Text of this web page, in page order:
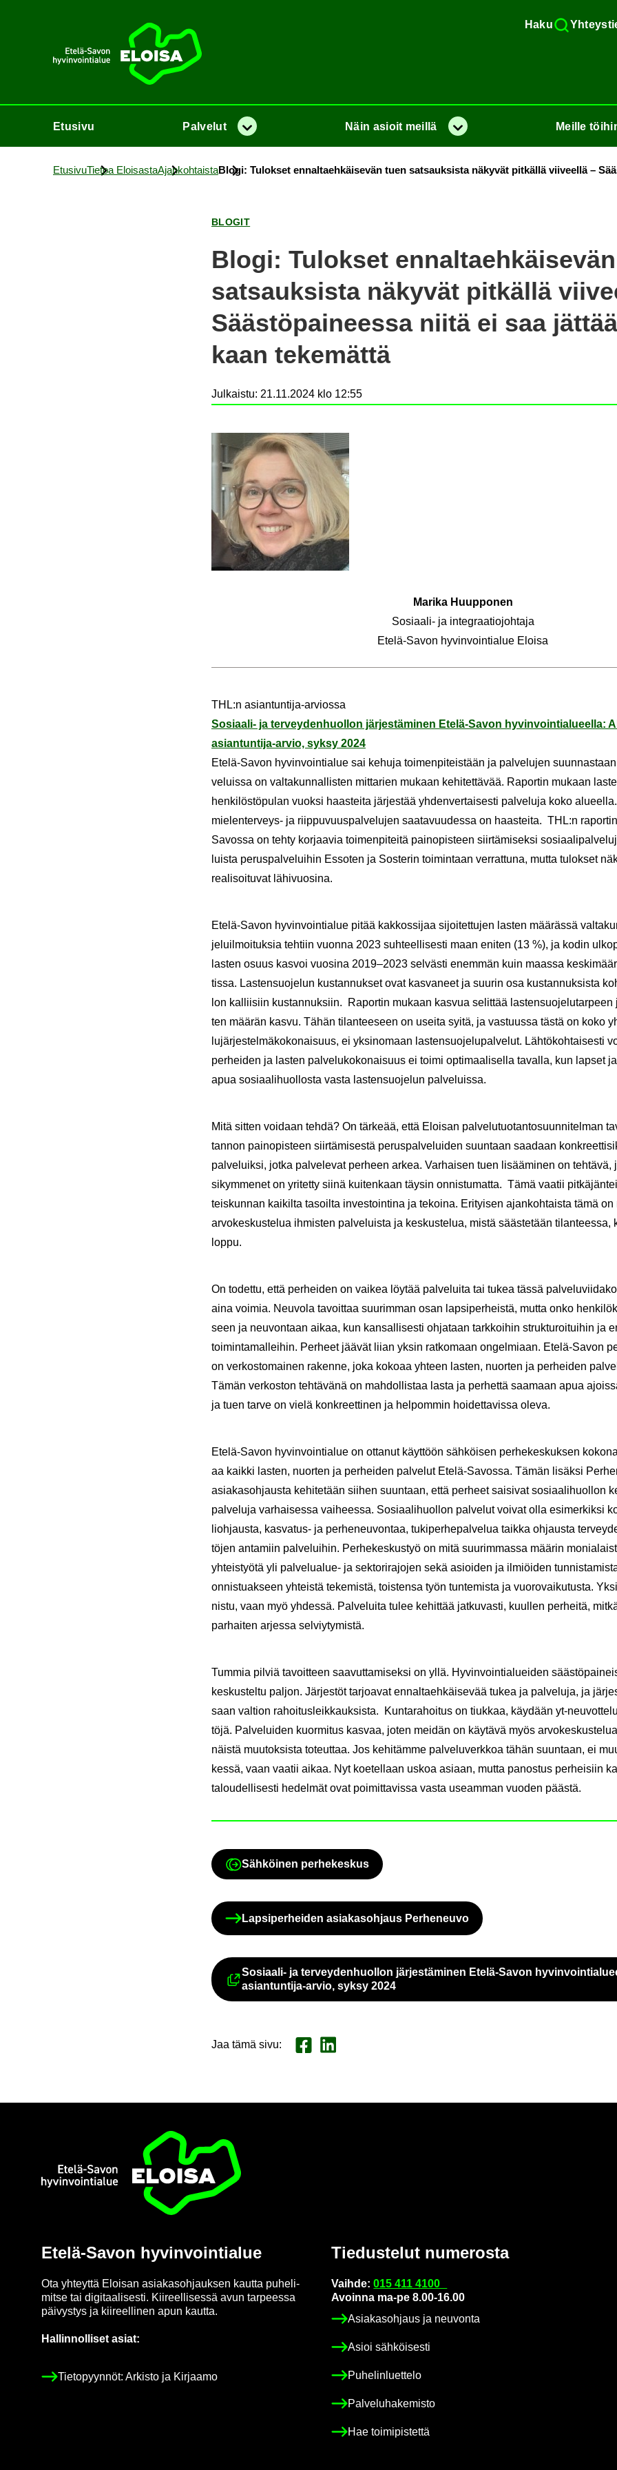
Haku
Etusi­vu
Etusi­vu Pal­ve­lut Va­lik­ko Näin asioit meil­lä Va­lik­ko Meil­le
Etusi­vuTie­toa Eloi­sas­taAjan­koh­tais­taBlogi: Tu­lok­set en­nal­taeh­käi­se­vän tuen sat­sauk­sis­ta nä­ky­vät pit­käl­lä vii­veel­lä –
BLO­GIT
Blogi: Tu­lok­set
sat­sauk­sis­ta nä­ky­vät pit­käl­lä
Sääs­tö­pai­nees­sa niitä ei saa
kaan te­ke­mät­tä
Julkaistu: 21.11.2024 klo 12:55
Ma­ri­ka Huup­po­nen
Sosiaali-​ ja in­te­graa­tio­joh­ta­ja
Etelä-​Savon hy­vin­voin­tia­lue Eloi­sa
THL:n asiantuntija-​arviossa
Sosiaali-​ ja ter­vey­den­huol­lon jär­jes­tä­mi­nen Etelä-​Savon hy­vin­voin­tia­lu­eel­la:
asiantuntija-​arvio, syksy 2024
Etelä-​Savon hy­vin­voin­tia­lue sai ke­hu­ja toi­men­pi­teis­tään ja pal­ve­lu­jen
ve­luis­sa on val­ta­kun­nal­lis­ten mit­ta­rien mu­kaan ke­hi­tet­tä­vää. Ra­por­tin mu­kaan
hen­ki­lös­tö­pu­lan vuok­si haas­tei­ta jär­jes­tää yh­den­ver­tai­ses­ti pal­ve­lu­ja koko
mielenterveys-​ ja riip­pu­vuus­pal­ve­lu­jen saa­ta­vuu­des­sa on haas­tei­ta. THL:n
Savossa on tehty kor­jaa­via toi­men­pi­tei­tä pain­opis­teen siir­tä­mi­sek­si
luis­ta pe­rus­pal­ve­lui­hin Es­so­ten ja Sos­te­rin toi­min­taan ver­rat­tu­na, mutta tu­lok­set
rea­li­soi­tu­vat lä­hi­vuo­si­na.
Etelä-​Savon hy­vin­voin­tia­lue pitää kak­kos­si­jaa si­joi­tet­tu­jen las­ten mää­räs­sä
je­luil­moi­tuk­sia teh­tiin vuon­na 2023 suh­teel­li­ses­ti maan eni­ten (13 %), ja kodin
las­ten osuus kas­voi vuo­si­na 2019–2023 sel­väs­ti enem­män kuin maas­sa
tis­sa. Las­ten­suo­je­lun kus­tan­nuk­set ovat kas­va­neet ja suu­rin osa kus­tan­nuk­sis­ta
lon kal­lii­siin kus­tan­nuk­siin. Ra­por­tin mu­kaan kas­vua se­lit­tää
ten mää­rän kasvu. Tähän ti­lan­tee­seen on usei­ta syitä, ja vas­tuus­sa tästä on koko
lu­jär­jes­tel­mä­ko­ko­nai­suus, ei yk­si­no­maan las­ten­suo­je­lu­pal­ve­lut. Läh­tö­koh­tai­ses­ti
per­hei­den ja las­ten pal­ve­lu­ko­ko­nai­suus ei toimi op­ti­maa­li­sel­la ta­val­la, kun lap­set
apua so­si­aa­li­huol­los­ta vasta las­ten­suo­je­lun pal­ve­luis­sa.
Mitä sit­ten voi­daan tehdä? On tär­ke­ää, että Eloi­san pal­ve­lu­tuo­tan­to­suun­ni­tel­man
tan­non pain­opis­teen siir­tä­mi­ses­tä pe­rus­pal­ve­lui­den suun­taan saa­daan
pal­ve­luik­si, jotka pal­ve­le­vat per­heen arkea. Var­hai­sen tuen li­sää­mi­nen on
si­kym­me­net on yri­tet­ty siinä kui­ten­kaan täy­sin on­nis­tu­mat­ta. Tämä vaa­tii
teis­kun­nan kai­kil­ta ta­soil­ta in­ves­toin­ti­na ja te­koi­na. Eri­tyi­sen ajan­koh­tais­ta tämä on
ar­vo­kes­kus­te­lua ih­mis­ten pal­ve­luis­ta ja kes­kus­te­lua, mistä sääs­te­tään ti­lan­tees­sa,
loppu.
On to­det­tu, että per­hei­den on vai­kea löy­tää pal­ve­lui­ta tai tukea tässä
aina voi­mia. Neu­vo­la ta­voit­taa suu­rim­man osan lap­si­per­heis­tä, mutta onko
seen ja neu­von­taan aikaa, kun kan­sal­li­ses­ti oh­ja­taan tark­koi­hin struk­tu­roi­tui­hin ja
toi­min­ta­mal­lei­hin. Per­heet jää­vät liian yksin rat­ko­maan on­gel­mi­aan. Etelä-​Savon
on ver­kos­to­mai­nen ra­ken­ne, joka ko­ko­aa yh­teen las­ten, nuor­ten ja per­hei­den
Tämän ver­kos­ton teh­tä­vä­nä on mah­dol­lis­taa lasta ja per­het­tä saa­maan apua
ja tuen tarve on vielä kon­kreet­ti­nen ja hel­pom­min hoi­det­ta­vis­sa oleva.
Etelä-​Savon hy­vin­voin­tia­lue on ot­ta­nut käyt­töön säh­köi­sen per­he­kes­kuk­sen
aa kaik­ki las­ten, nuor­ten ja per­hei­den pal­ve­lut Etelä-​Savossa. Tämän li­säk­si
asiakasohjausta ke­hi­te­tään sii­hen suun­taan, että per­heet sai­si­vat so­si­aa­li­huol­lon
pal­ve­lu­ja var­hai­ses­sa vai­hees­sa. So­si­aa­li­huol­lon pal­ve­lut voi­vat olla esi­mer­kik­si
lioh­jaus­ta, kasvatus-​ ja per­he­neu­von­taa, tu­ki­per­he­pal­ve­lua taik­ka oh­jaus­ta
tö­jen an­ta­miin pal­ve­lui­hin. Per­he­kes­kus­työ on mitä suu­rim­mas­sa mää­rin
yh­teis­työ­tä yli palvelualue-​ ja sek­to­ri­ra­jo­jen sekä asioi­den ja il­miöi­den
on­nis­tuak­seen yh­teis­tä te­ke­mis­tä, tois­ten­sa työn tun­te­mis­ta ja vuo­ro­vai­ku­tus­ta.
nis­tu, vaan myö yh­des­sä. Pal­ve­lui­ta tulee ke­hit­tää jat­ku­vas­ti, kuul­len per­hei­tä,
par­hai­ten ar­jes­sa sel­viy­ty­mis­tä.
Tum­mia pil­viä ta­voit­teen saa­vut­ta­mi­sek­si on yllä. Hy­vin­voin­tia­luei­den
kes­kus­tel­tu pal­jon. Jär­jes­töt tar­joa­vat en­nal­taeh­käi­se­vää tukea ja pal­ve­lu­ja, ja
saan val­tion ra­hoi­tus­leik­kauk­sis­ta. Kun­ta­ra­hoi­tus on tiuk­kaa, käy­dään yt-​
tö­jä. Pal­ve­lui­den kuor­mi­tus kas­vaa, joten mei­dän on käy­tä­vä myös
näis­tä muu­tok­sis­ta to­teut­taa. Jos ke­hi­täm­me pal­ve­lu­verk­koa tähän suun­taan, ei
kes­sä, vaan vaa­tii aikaa. Nyt koe­tel­laan uskoa asi­aan, mutta pa­nos­tus per­hei­siin
ta­lou­del­li­ses­ti he­del­mät ovat poi­mit­ta­vis­sa vasta useam­man vuo­den pääs­tä.
Avau­tuu uu­teen vä­li­leh­teen
Säh­köi­nen per­he­kes­kus
Lap­si­per­hei­den asia­kas­oh­jaus Per­he­neu­vo
Sosiaali-​ ja ter­vey­den­huol­lon jär­jes­tä­mi­nen Etelä-​Savon
asiantuntija-​arvio, syksy 2024
Jaa tämä sivu: Jaa Face­book
Jaa Lin­ke­dI­nis­sä
Etusi­vu
Etelä-​Savon hy­vin­voin­tia­lue
Ota yh­teyt­tä Eloi­san asia­kas­oh­jauk­sen kaut­ta pu­he­li­
mit­se tai di­gi­taa­li­ses­ti. Kii­reel­li­ses­sä avun tar­pees­sa
päi­vys­tys ja kii­reel­li­nen apun kaut­ta.
Hal­lin­nol­li­set asiat:
Tie­to­pyyn­nöt: Ar­kis­to ja Kir­jaa­mo
Tie­dus­te­lut nu­me­ros­ta
Vaih­de:015 411 4100
Avoin­na ma-pe 8.00-16.00
Asia­kas­oh­jaus ja neu­von­ta
Asioi säh­köi­ses­ti
Pu­he­lin­luet­te­lo
Pal­ve­lu­ha­ke­mis­to
Hae toi­mi­pis­tet­tä